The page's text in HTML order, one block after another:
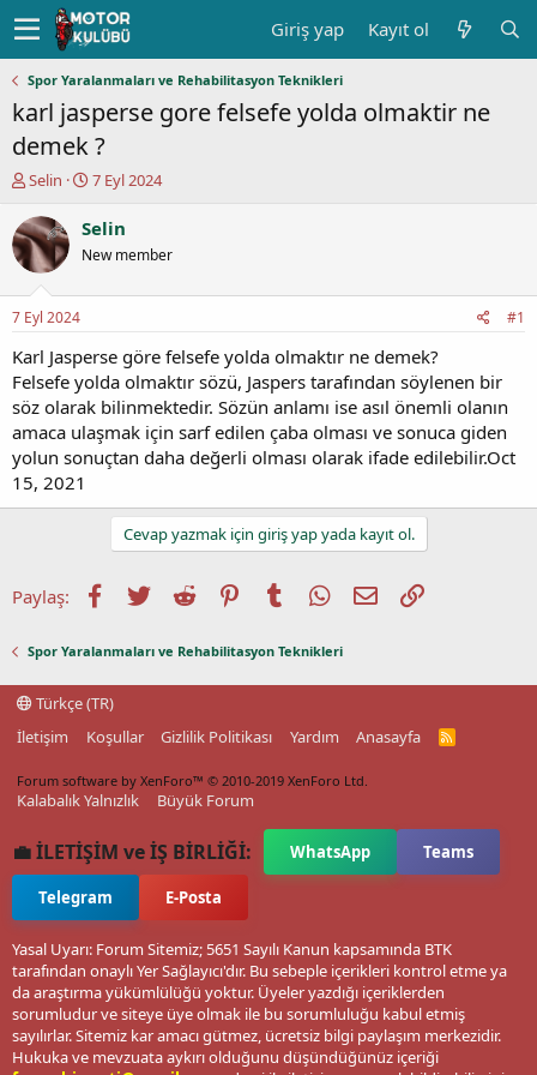
Giriş yap Kayıt ol
Spor Yaralanmaları ve Rehabilitasyon Teknikleri
karl jasperse gore felsefe yolda olmaktir ne
demek ?
K
n
u
y
b
a
ş
a
t
a
n
Selin
B
ş
a
ç
t
a
r
i
h
7 Eyl 2024
Selin
New member
7 Eyl 2024 #1
Karl Jasperse göre felsefe yolda olmaktır ne demek?
Felsefe yolda olmaktır sözü, Jaspers tarafından söylenen bir
söz olarak bilinmektedir. Sözün anlamı ise asıl önemli olanın
amaca ulaşmak için sarf edilen çaba olması ve sonuca giden
yolun sonuçtan daha değerli olması olarak ifade edilebilir.Oct
15, 2021
Cevap yazmak için giriş yap yada kayıt ol.
Paylaş: Facebook
TwitterReddit PinterestTumblrWhatsApp
E-postaLink
Spor Yaralanmaları ve Rehabilitasyon Teknikleri
Türkçe (TR)
İletişim
Koşullar Gizlilik Politikası Yardım Anasayfa
R
Forum software by XenForo™ © 2010-2019 XenForo Ltd.
Kalabalık Yalnızlık Büyük Forum
💼 İLETİŞİM ve İŞ BİRLİĞİ: WhatsApp Teams
Telegram E-Posta
Yasal Uyarı: Forum Sitemiz; 5651 Sayılı Kanun kapsamında BTK
tarafından onaylı Yer Sağlayıcı'dır. Bu sebeple içerikleri kontrol etme ya
da araştırma yükümlülüğü yoktur. Üyeler yazdığı içeriklerden
sorumludur ve siteye üye olmak ile bu sorumluluğu kabul etmiş
sayılırlar. Sitemiz kar amacı gütmez, ücretsiz bilgi paylaşım merkezidir.
Hukuka ve mevzuata aykırı olduğunu düşündüğünüz içeriği